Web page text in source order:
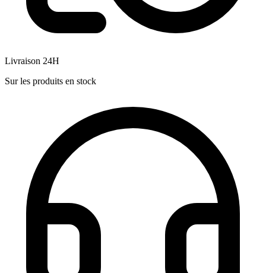
Livraison 24H
Sur les produits en stock